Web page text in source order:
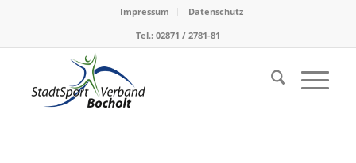
Impressum
Datenschutz
Tel.: 02871 / 2781-81